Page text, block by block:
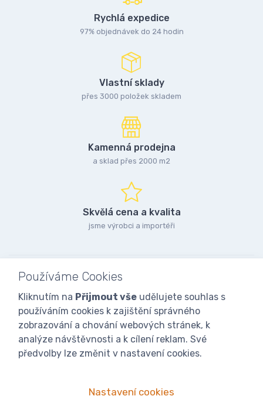
Rychlá expedice
97% objednávek do 24 hodin
Vlastní sklady
přes 3000 položek skladem
Kamenná prodejna
a sklad přes 2000 m2
Skvělá cena a kvalita
jsme výrobci a importéři
Používáme Cookies
Kliknutím na Přijmout vše udělujete souhlas s
používáním cookies k zajištění správného
zobrazování a chování webových stránek, k
analýze návštěvnosti a k cílení reklam. Své
předvolby lze změnit v nastavení cookies.
Nastavení cookies